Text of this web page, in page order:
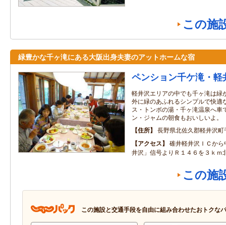
この施
緑豊かな千ヶ滝にある大阪出身夫妻のアットホームな宿
ペンション千ケ滝・軽
軽井沢エリアの中でも千ヶ滝は緑
外に緑のあふれるシンプルで快適
ス・トンボの湯・千ヶ滝温泉へ車
ン・ジャムの朝食もおいしいよ。
住所
長野県北佐久郡軽井沢
アクセス
碓井軽井沢ＩＣか
井沢」信号よりＲ１４６を３ｋｍ
この施
この施設と交通手段を自由に組み合わせたおトクな